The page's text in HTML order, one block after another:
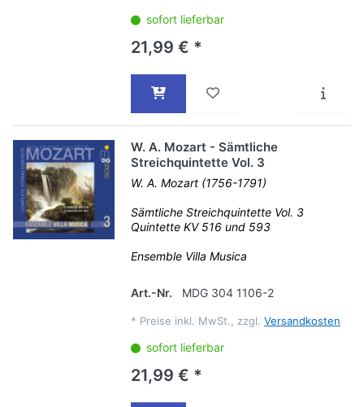
sofort lieferbar
21,99 € *
W. A. Mozart - Sämtliche
Streichquintette Vol. 3
W. A. Mozart (1756-1791)
Sämtliche Streichquintette Vol. 3
Quintette KV 516 und 593
Ensemble Villa Musica
Art.-Nr. MDG 304 1106-2
* Preise inkl. MwSt., zzgl. Versandkosten
sofort lieferbar
21,99 € *